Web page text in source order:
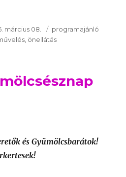
március 08. Témakör
programajánló
önellátás
és Gyümölcsbarátok!